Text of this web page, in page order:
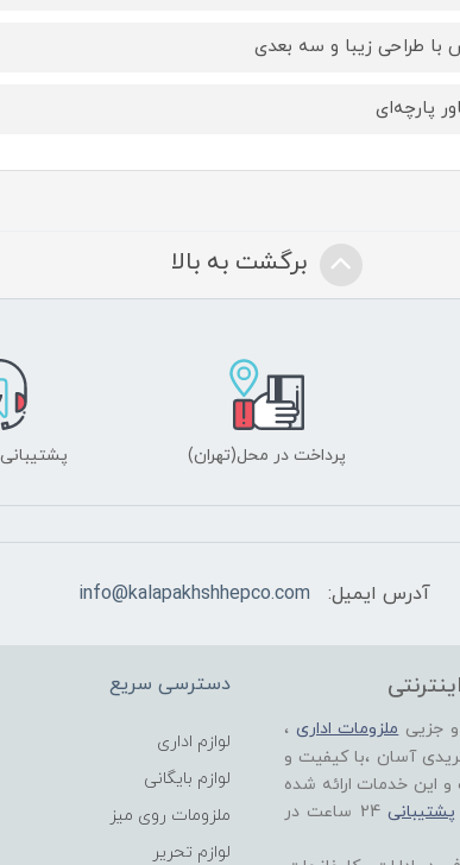
طراحی زیبا و سه بعدی
پارچه‌ای
برگشت به بالا
پرداخت در محل(تهران) پشتیبانی ۲۴ ساعته
آدرس ایمیل: info@kalapakhshhepco.com
و جزییملزومات اداری ،
آسان ،با کیفیت و
این خدمات ارائه شده
پشتیبانی
24 ساعت در
دسترسی سریع
لوازم اداری
لوازم بایگانی
ملزومات روی میز
لوازم تحریر